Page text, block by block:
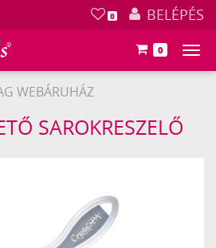
0 BELÉPÉS
0
WEBÁRUHÁZ
SAROKRESZELŐ